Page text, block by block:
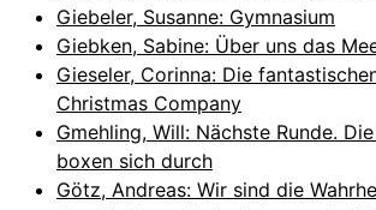
Giebeler, Susanne: Gymnasium
Giebken, Sabine: Über uns das
Gieseler, Corinna: Die
Christmas Company
Gmehling, Will: Nächste Runde.
boxen sich durch
Götz, Andreas: Wir sind die